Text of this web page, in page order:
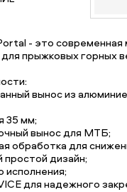
- это современная
прыжковых горных
вынос из
35 мм;
вынос для МТБ;
обработка для
простой дизайн;
исполнения;
для надежного